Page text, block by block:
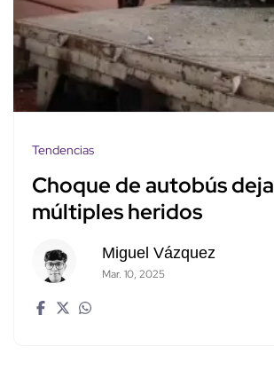
Tendencias
Choque de autobús deja
múltiples heridos
Miguel Vázquez
Mar. 10, 2025